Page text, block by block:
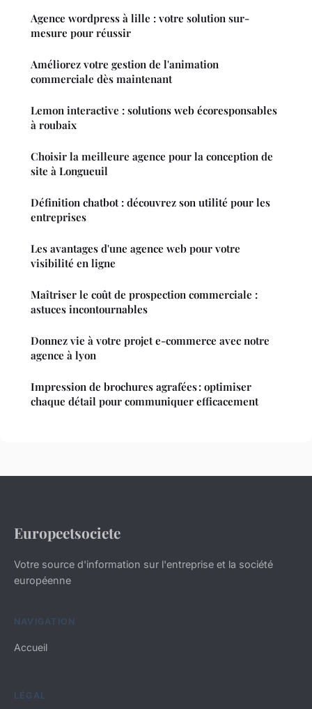
Agence wordpress à lille : votre solution sur-
mesure pour réussir
Améliorez votre gestion de l'animation
commerciale dès maintenant
Lemon interactive : solutions web écoresponsables
à roubaix
Choisir la meilleure agence pour la conception de
site à Longueuil
Définition chatbot : découvrez son utilité pour les
entreprises
Les avantages d'une agence web pour votre
visibilité en ligne
Maîtriser le coût de prospection commerciale :
astuces incontournables
Donnez vie à votre projet e-commerce avec notre
agence à lyon
Impression de brochures agrafées : optimiser
chaque détail pour communiquer efficacement
Europeetsociete
Votre source d'information sur l'entreprise et la société
européenne
NAVIGATION
Accueil
LÉGAL